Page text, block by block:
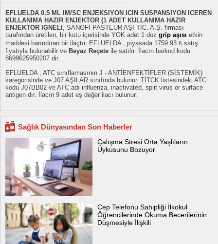
EFLUELDA 0.5 ML IM/SC ENJEKSIYON ICIN SUSPANSIYON ICEREN
KULLANIMA HAZIR ENJEKTOR (1 ADET KULLANIMA HAZIR
ENJEKTOR IGNELI
, SANOFİ PASTEUR AŞI TİC. A.Ş. firması
tarafından üretilen, bir kutu içerisinde YOK adet 1 doz grip aşısı etkin
maddesi barındıran bir ilaçtır. EFLUELDA , piyasada 1759.93 ₺ satış
fiyatıyla bulunabilir ve Beyaz Reçete ile satılır. İlacın barkod kodu
8699625950207 dir.
EFLUELDA , ATC sınıflamasının J - ANTİENFEKTİFLER (SİSTEMİK)
kategorisinde ve J07 AŞILAR sınıfında bulunur. TİTCK listesindeki ATC
kodu J07BB02 ve ATC adı influenza, inactivated, split virus or surface
antigen dır. İlacın 9 adet eş değer ilacı bulunur.
Sağlık Dünyasından Son Haberler
Çalışma Stresi Orta Yaşlıların
Uykusunu Bozuyor
Cep Telefonu Sahipliği İlkokul
Öğrencilerinde Okuma Becerilerinin
Düşmesiyle İlişkili